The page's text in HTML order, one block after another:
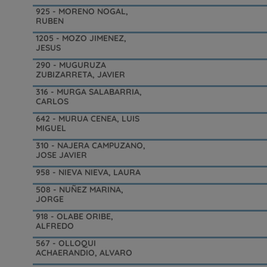
925 - MORENO NOGAL,
RUBEN
1205 - MOZO JIMENEZ,
JESUS
290 - MUGURUZA
ZUBIZARRETA, JAVIER
316 - MURGA SALABARRIA,
CARLOS
642 - MURUA CENEA, LUIS
MIGUEL
310 - NAJERA CAMPUZANO,
JOSE JAVIER
958 - NIEVA NIEVA, LAURA
508 - NUÑEZ MARINA,
JORGE
918 - OLABE ORIBE,
ALFREDO
567 - OLLOQUI
ACHAERANDIO, ALVARO